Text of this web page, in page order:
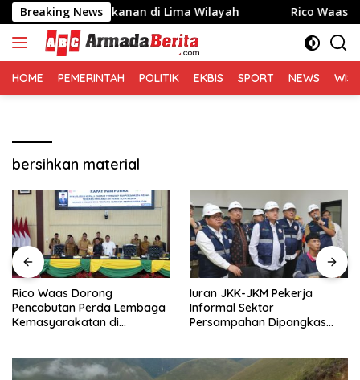
Langsung
ke
konten
Breaking News
Makanan di Lima Wilayah Rico Waas
HOME PEMERINTAH POLITIK EKBIS SPORT NEWS
bersihkan material
Rico Waas Dorong
Pencabutan Perda Lembaga
Kemasyarakatan di
Iuran JKK-JKM Pekerja
Informal Sektor
Persampahan Dipangkas